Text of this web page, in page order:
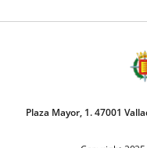
Plaza Mayor, 1. 47001